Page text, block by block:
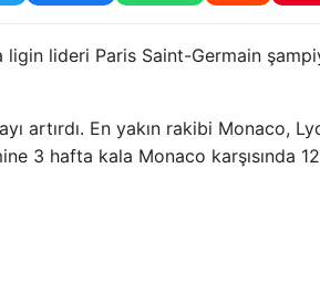
ligin lideri Paris Saint-Germain
artırdı. En yakın rakibi Monaco,
3 hafta kala Monaco karşısında